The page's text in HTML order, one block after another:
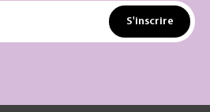
S'inscrire